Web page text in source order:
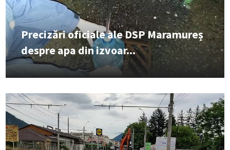
Precizări oficiale ale DSP Maramureș
despre apa din izvoar...